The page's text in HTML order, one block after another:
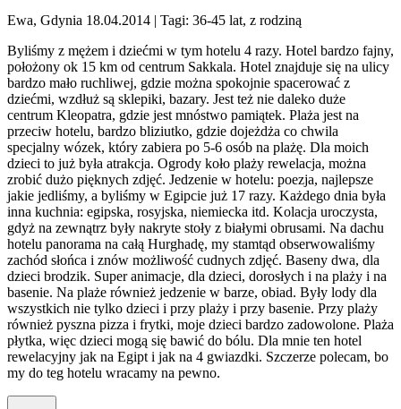
Ewa, Gdynia 18.04.2014 | Tagi: 36-45 lat, z rodziną
Byliśmy z mężem i dziećmi w tym hotelu 4 razy. Hotel bardzo fajny,
położony ok 15 km od centrum Sakkala. Hotel znajduje się na ulicy
bardzo mało ruchliwej, gdzie można spokojnie spacerować z
dziećmi, wzdłuż są sklepiki, bazary. Jest też nie daleko duże
centrum Kleopatra, gdzie jest mnóstwo pamiątek. Plaża jest na
przeciw hotelu, bardzo bliziutko, gdzie dojeżdża co chwila
specjalny wózek, który zabiera po 5-6 osób na plażę. Dla moich
dzieci to już była atrakcja. Ogrody koło plaży rewelacja, można
zrobić dużo pięknych zdjęć. Jedzenie w hotelu: poezja, najlepsze
jakie jedliśmy, a byliśmy w Egipcie już 17 razy. Każdego dnia była
inna kuchnia: egipska, rosyjska, niemiecka itd. Kolacja uroczysta,
gdyż na zewnątrz były nakryte stoły z białymi obrusami. Na dachu
hotelu panorama na całą Hurghadę, my stamtąd obserwowaliśmy
zachód słońca i znów możliwość cudnych zdjęć. Baseny dwa, dla
dzieci brodzik. Super animacje, dla dzieci, dorosłych i na plaży i na
basenie. Na plaże również jedzenie w barze, obiad. Były lody dla
wszystkich nie tylko dzieci i przy plaży i przy basenie. Przy plaży
również pyszna pizza i frytki, moje dzieci bardzo zadowolone. Plaża
płytka, więc dzieci mogą się bawić do bólu. Dla mnie ten hotel
rewelacyjny jak na Egipt i jak na 4 gwiazdki. Szczerze polecam, bo
my do teg hotelu wracamy na pewno.